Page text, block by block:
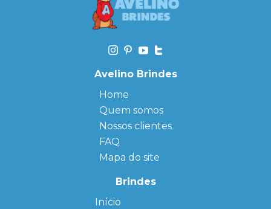
Avelino Brindes
Home
Quem somos
Nossos clientes
FAQ
Mapa do site
Brindes
Início← Back
← Back